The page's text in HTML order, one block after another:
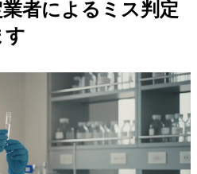
者によるミス判定
す